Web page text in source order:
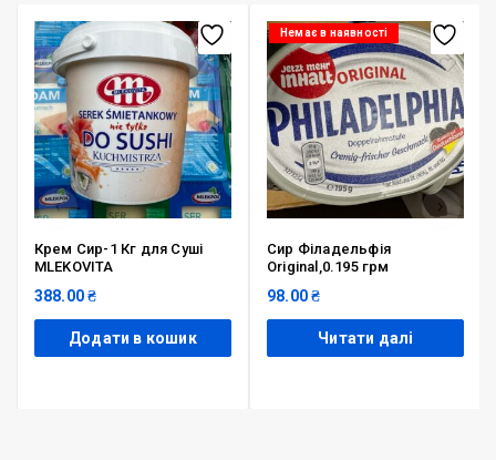
Крем Сир-1 Кг для Суші
MLEKOVITA
388.00₴
Додати в кошик
Немає в наявності
Сир Філадельфія
Original,0.195 грм
98.00₴
Читати далі